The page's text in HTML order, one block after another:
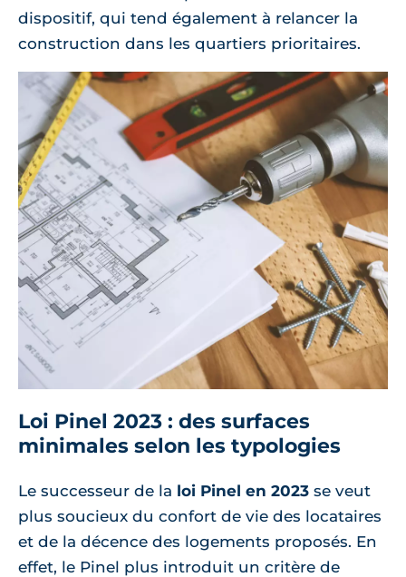
dispositif, qui tend également à relancer la
construction dans les quartiers prioritaires.
Loi Pinel 2023 : des surfaces
minimales selon les typologies
Le successeur de la loi Pinel en 2023 se veut
plus soucieux du confort de vie des locataires
et de la décence des logements proposés. En
effet, le Pinel plus introduit un critère de